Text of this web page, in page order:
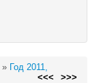
» Год 2011,
<<< >>>